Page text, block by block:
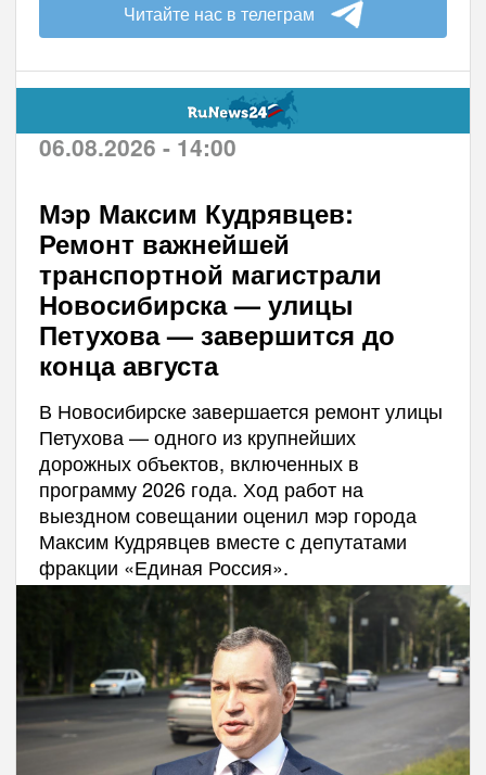
Читайте нас в телеграм
06.08.2026 - 14:00
Мэр Максим Кудрявцев:
Ремонт важнейшей
транспортной магистрали
Новосибирска — улицы
Петухова — завершится до
конца августа
В Новосибирске завершается ремонт улицы
Петухова — одного из крупнейших
дорожных объектов, включенных в
программу 2026 года. Ход работ на
выездном совещании оценил мэр города
Максим Кудрявцев вместе с депутатами
фракции «Единая Россия».